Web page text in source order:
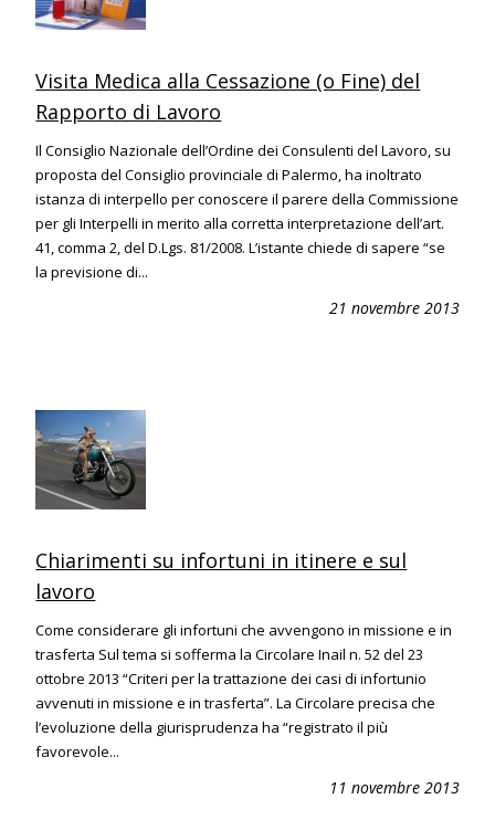
Visita Medica alla Cessazione (o Fine) del
Rapporto di Lavoro
Il Consiglio Nazionale dell’Ordine dei Consulenti del Lavoro, su
proposta del Consiglio provinciale di Palermo, ha inoltrato
istanza di interpello per conoscere il parere della Commissione
per gli Interpelli in merito alla corretta interpretazione dell’art.
41, comma 2, del D.Lgs. 81/2008. L’istante chiede di sapere “se
la previsione di...
21 novembre 2013
Chiarimenti su infortuni in itinere e sul
lavoro
Come considerare gli infortuni che avvengono in missione e in
trasferta Sul tema si sofferma la Circolare Inail n. 52 del 23
ottobre 2013 “Criteri per la trattazione dei casi di infortunio
avvenuti in missione e in trasferta”. La Circolare precisa che
l’evoluzione della giurisprudenza ha “registrato il più
favorevole...
11 novembre 2013